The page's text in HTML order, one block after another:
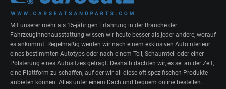
Mit unserer mehr als 15-jährigen Erfahrung in der Branche der
Fahrzeuginnenausstattung wissen wir heute besser als jeder andere, worauf
es ankommt. Regelmäßig werden wir nach einem exklusiven Autointerieur
eines bestimmten Autotyps oder nach einem Teil, Schaumteil oder einer
Polsterung eines Autositzes gefragt. Deshalb dachten wir, es sei an der Zeit,
eine Plattform zu schaffen, auf der wir all diese oft spezifischen Produkte
anbieten können. Alles unter einem Dach und bequem online bestellen.